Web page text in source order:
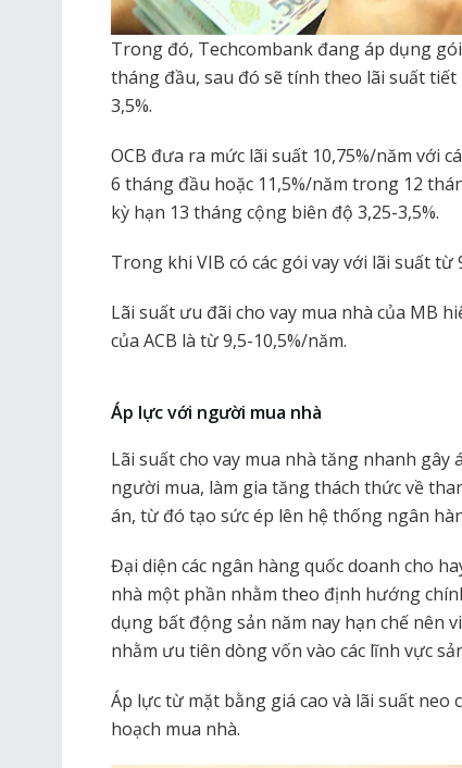
Trong đó, Techcombank đang áp dụng
tháng đầu, sau đó sẽ tính theo lãi suất
3,5%.
OCB đưa ra mức lãi suất 10,75%/năm với
6 tháng đầu hoặc 11,5%/năm trong 12
kỳ hạn 13 tháng cộng biên độ 3,25-3,5%.
Trong khi VIB có các gói vay với lãi suất
Lãi suất ưu đãi cho vay mua nhà của MB
của ACB là từ 9,5-10,5%/năm.
Áp lực với người mua nhà
Lãi suất cho vay mua nhà tăng nhanh gây
người mua, làm gia tăng thách thức về
án, từ đó tạo sức ép lên hệ thống ngân
Đại diện các ngân hàng quốc doanh cho
nhà một phần nhằm theo định hướng
dụng bất động sản năm nay hạn chế nên
nhằm ưu tiên dòng vốn vào các lĩnh vực
Áp lực từ mặt bằng giá cao và lãi suất
hoạch mua nhà.